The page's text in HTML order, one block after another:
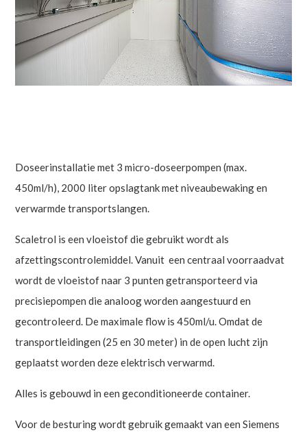
Doseerinstallatie met 3 micro-doseerpompen (max.
450ml/h), 2000 liter opslagtank met niveaubewaking en
verwarmde transportslangen.
Scaletrol is een vloeistof die gebruikt wordt als
afzettingscontrolemiddel. Vanuit een centraal voorraadvat
wordt de vloeistof naar 3 punten getransporteerd via
precisiepompen die analoog worden aangestuurd en
gecontroleerd. De maximale flow is 450ml/u. Omdat de
transportleidingen (25 en 30 meter) in de open lucht zijn
geplaatst worden deze elektrisch verwarmd.
Alles is gebouwd in een geconditioneerde container.
Voor de besturing wordt gebruik gemaakt van een Siemens